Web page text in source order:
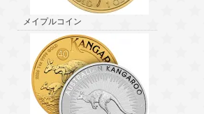
メイプルコイン